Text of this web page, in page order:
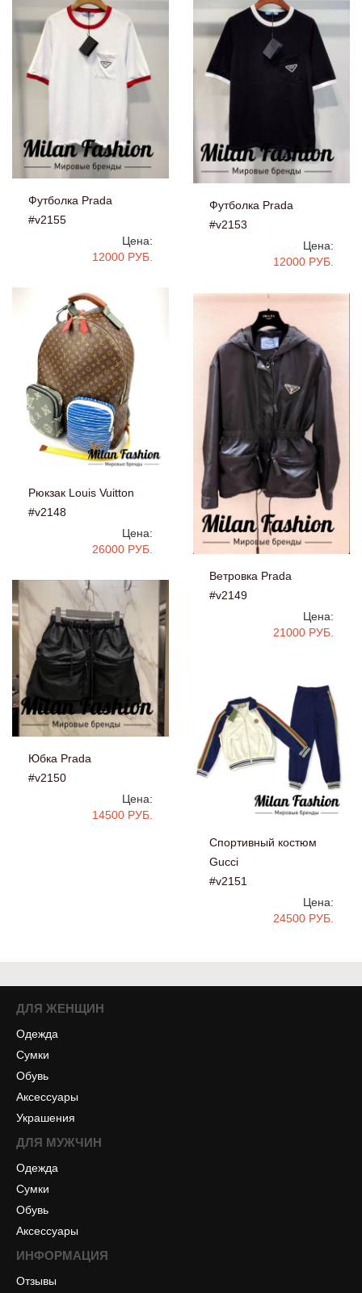
Футболка Prada
#v2155
Цена:
12000 РУБ.
Футболка Prada
#v2153
Цена:
12000 РУБ.
Рюкзак Louis Vuitton
#v2148
Цена:
26000 РУБ.
Ветровка Prada
#v2149
Цена:
21000 РУБ.
Юбка Prada
#v2150
Цена:
14500 РУБ.
Спортивный костюм
Gucci
#v2151
Цена:
24500 РУБ.
ДЛЯ ЖЕНЩИН
Одежда
Сумки
Обувь
Аксессуары
Украшения
ДЛЯ МУЖЧИН
Одежда
Сумки
Обувь
Аксессуары
ИНФОРМАЦИЯ
Отзывы